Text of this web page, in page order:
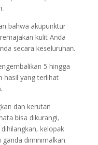
bahwa akupunktur
kulit Anda
secara keseluruhan.
5 hingga
hasil yang terlihat
dan kerutan
bisa dikurangi,
kelopak
diminimalkan.